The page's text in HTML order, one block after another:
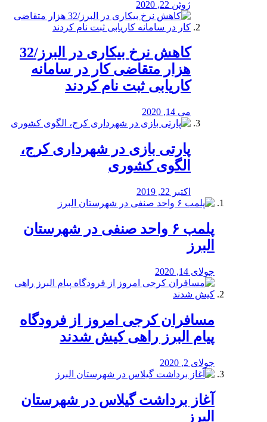
ژوئن 22, 2020
کاهش نرخ بیکاری در البرز/32
هزار متقاضی کار در سامانه
کاریابی ثبت نام کردند
می 14, 2020
پارتی بازی در شهرداری کرج،
الگوی کشوری
اکتبر 22, 2019
پلمب ۶ واحد صنفی در شهرستان
البرز
جولای 14, 2020
مسافران کرجی امروز از فرودگاه
پیام البرز راهی کیش شدند
جولای 2, 2020
آغاز برداشت گیلاس در شهرستان
البرز